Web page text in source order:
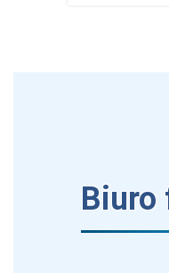
Biuro